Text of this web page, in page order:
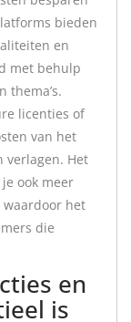
bieden
en
met behulp
thema’s.
licenties of
van het
verlagen. Het
ook meer
het
die
en
is